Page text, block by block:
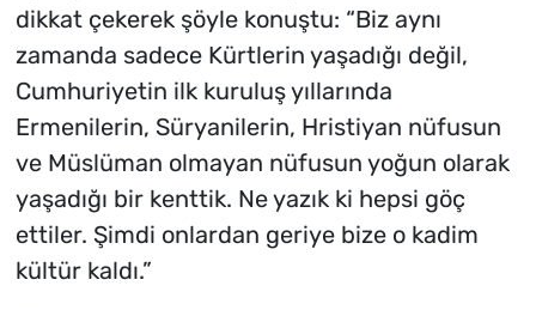
dikkat çekerek şöyle konuştu: “Biz aynı
zamanda sadece Kürtlerin yaşadığı değil,
Cumhuriyetin ilk kuruluş yıllarında
Ermenilerin, Süryanilerin, Hristiyan nüfusun
ve Müslüman olmayan nüfusun yoğun olarak
yaşadığı bir kenttik. Ne yazık ki hepsi göç
ettiler. Şimdi onlardan geriye bize o kadim
kültür kaldı.”